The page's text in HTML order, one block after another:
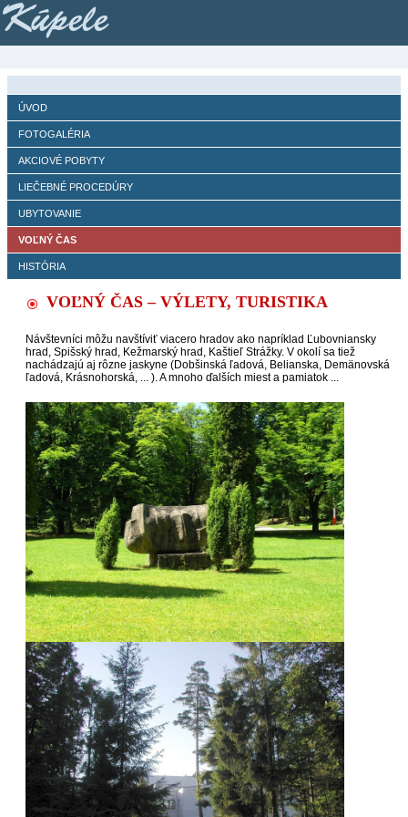
Kúpele
ÚVOD
FOTOGALÉRIA
AKCIOVÉ POBYTY
LIEČEBNÉ PROCEDÚRY
UBYTOVANIE
VOĽNÝ ČAS
HISTÓRIA
VOĽNÝ ČAS – VÝLETY, TURISTIKA
Návštevníci môžu navštíviť viacero hradov ako napríklad Ľubovniansky
hrad, Spišský hrad, Kežmarský hrad, Kaštieľ Strážky. V okolí sa tiež
nachádzajú aj rôzne jaskyne (Dobšinská ľadová, Belianska, Demänovská
ľadová, Krásnohorská, ... ). A mnoho ďalších miest a pamiatok ...